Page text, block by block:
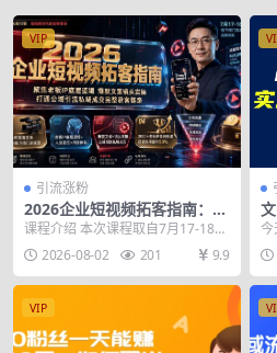
VIP
引流涨粉
2026企业短视频拓客指南：聚
焦老板IP底层逻辑，爆款文案
成交完整获客链路
课程介绍 本次课程取自7月17-18日
两天线下小班闭门训练营完整实
况，合计四小时...
2026-08-02 201 9.9
今
处
VIP